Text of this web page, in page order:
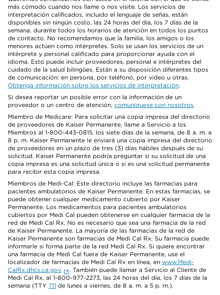
más cómodo cuando nos llame o nos visite. Los servicios de
interpretación calificados, incluido el lenguaje de señas, están
disponibles sin ningún costo, las 24 horas del día, los 7 días de la
semana, durante todos los horarios de atención en todos los puntos
de contacto. No recomendamos que la familia, los amigos o los
menores actúen como intérpretes. Solo se usan los servicios de un
intérprete y personal calificado para proporcionar ayuda con el
idioma. Esto puede incluir proveedores, personal e intérpretes del
cuidado de la salud bilingües. Están a su disposición diferentes tipos
de comunicación: en persona, por teléfono, por video u otras.
Obtenga información sobre los servicios de interpretación.
Si desea reportar un posible error con la información de un
proveedor o un centro de atención, comuníquese con nosotros.
Miembro de Medicare: Para solicitar una copia impresa del directorio
de proveedores de Kaiser Permanente, llame a Servicio a los
Miembros al 1-800-443-0815, los siete días de la semana, de 8 a. m. a
8 p. m. Kaiser Permanente le enviará una copia impresa del directorio
de proveedores en un plazo de tres (3) días hábiles después de su
solicitud. Kaiser Permanente podría preguntar si su solicitud de una
copia impresa es una solicitud única o si es una solicitud permanente
para recibir esta copia impresa.
Miembros de Medi-Cal: Este directorio incluye las farmacias para
pacientes ambulatorios de Kaiser Permanente. En estas farmacias, se
puede obtener cualquier medicamento cubierto por Kaiser
Permanente. Los medicamentos para pacientes ambulatorios
cubiertos por Medi Cal pueden obtenerse en cualquier farmacia de la
red de Medi Cal Rx. No es necesario que sea una farmacia de la red
de Kaiser Permanente. La mayoría de las farmacias de la red de
Kaiser Permanente son farmacias de Medi Cal Rx. Su farmacia puede
informarle si forma parte de la red Medi Cal Rx. Si quiere encontrar
una farmacia de Medi Cal fuera de Kaiser Permanente, use el
localizador de farmacias de Medi Cal Rx en línea, en www.Medi-
CalRx.dhcs.ca.gov
. También puede llamar a Servicio al Cliente de
Medi Cal Rx, al 1-800-977-2273, las 24 horas del día, los 7 días de la
semana (TTY 711 de lunes a viernes, de 8 a. m. a 5 p. m.).